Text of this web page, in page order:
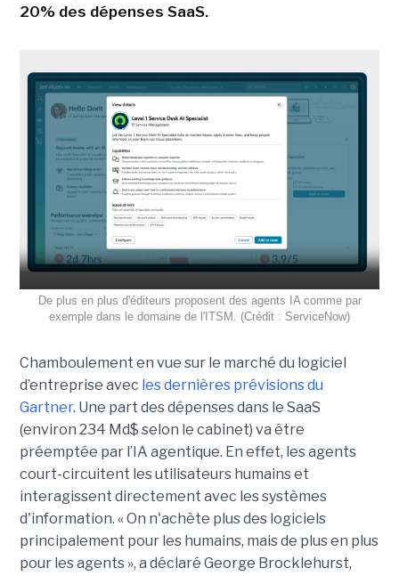
20% des dépenses SaaS.
De plus en plus d'éditeurs proposent des agents IA comme par
exemple dans le domaine de l'ITSM. (Crédit : ServiceNow)
Chamboulement en vue sur le marché du logiciel
d’entreprise avec les dernières prévisions du
Gartner. Une part des dépenses dans le SaaS
(environ 234 Md$ selon le cabinet) va être
préemptée par l’IA agentique. En effet, les agents
court-circuitent les utilisateurs humains et
interagissent directement avec les systèmes
d'information. « On n'achète plus des logiciels
principalement pour les humains, mais de plus en plus
pour les agents », a déclaré George Brocklehurst,